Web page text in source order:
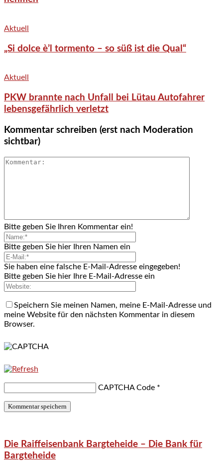
Aktuell
„Si dolce è’l tormento – so süß ist die Qual“
Aktuell
PKW brannte nach Unfall bei Lütau Autofahrer
lebensgefährlich verletzt
Kommentar schreiben (erst nach Moderation
sichtbar)
Bitte geben Sie Ihren Kommentar ein!
Bitte geben Sie hier Ihren Namen ein
Sie haben eine falsche E-Mail-Adresse eingegeben!
Bitte geben Sie hier Ihre E-Mail-Adresse ein
Speichern Sie meinen Namen, meine E-Mail-Adresse und
meine Website für den nächsten Kommentar in diesem
Browser.
CAPTCHA Code *
Die Raiffeisenbank Bargteheide – Die Bank für
Bargteheide